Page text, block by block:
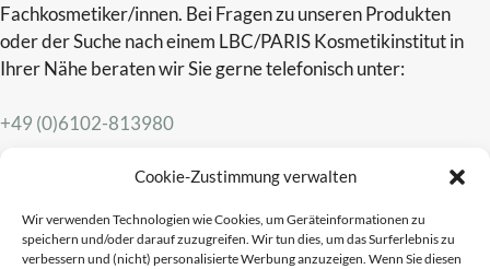
Cookie-Zustimmung verwalten
Wir verwenden Technologien wie Cookies, um Geräteinformationen zu
speichern und/oder darauf zuzugreifen. Wir tun dies, um das Surferlebnis zu
verbessern und (nicht) personalisierte Werbung anzuzeigen. Wenn Sie diesen
Fachkosmetiker/innen. Bei Fragen zu unseren Produkten
oder der Suche nach einem LBC/PARIS Kosmetikinstitut in
Ihrer Nähe beraten wir Sie gerne telefonisch unter:
+49 (0)6102-813980
Gerne sind wir auch per E-Maillbc@lbc-paris.com
erreichbar
Anliegen.